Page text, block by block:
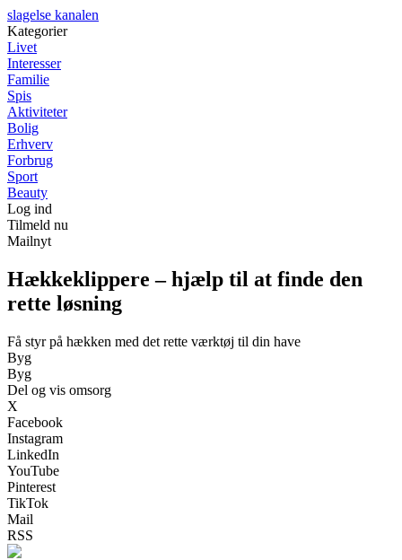
slagelse kanalen
Kategorier
Livet
Interesser
Familie
Spis
Aktiviteter
Bolig
Erhverv
Forbrug
Sport
Beauty
Log ind
Tilmeld nu
Mailnyt
Hækkeklippere – hjælp til at finde den
rette løsning
Få styr på hækken med det rette værktøj til din have
Byg
Byg
Del og vis omsorg
X
Facebook
Instagram
LinkedIn
YouTube
Pinterest
TikTok
Mail
RSS